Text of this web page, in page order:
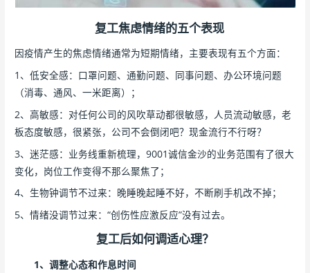
复工焦虑情绪的五个表现
因疫情产生的焦虑情绪通常为短期情绪，主要表现有五个方面：
1、低安全感：口罩问题、通勤问题、同事问题、办公环境问题
（消毒、通风、一米距离）；
2、高敏感：对任何公司的风吹草动都很敏感，人员流动敏感，老
板态度敏感，很紧张，公司不会倒闭吧？现金流行不行呀？
3、迷茫感：业务线重新梳理，9001诚信金沙的业务范围有了很大
变化，岗位工作变得不那么聚焦了；
4、生物钟调节不过来：晚睡晚起睡不好，不断刷手机改不掉；
5、情绪没调节过来：“创伤性应激反应”没有过去。
复工后如何调适心理？
1、调整心态和作息时间